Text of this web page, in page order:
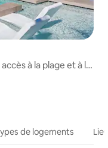
à la plage et à la
de logements